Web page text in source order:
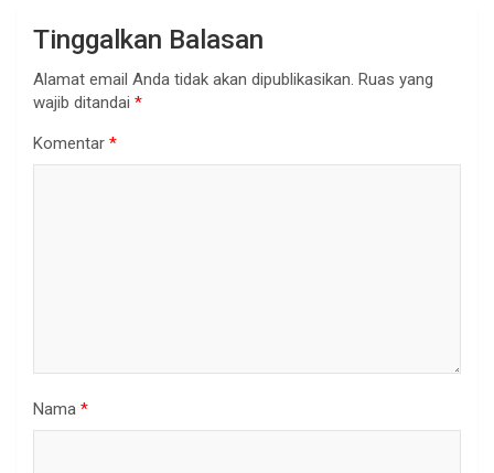
Tinggalkan Balasan
Alamat email Anda tidak akan dipublikasikan. Ruas yang
wajib ditandai *
Komentar *
Nama *